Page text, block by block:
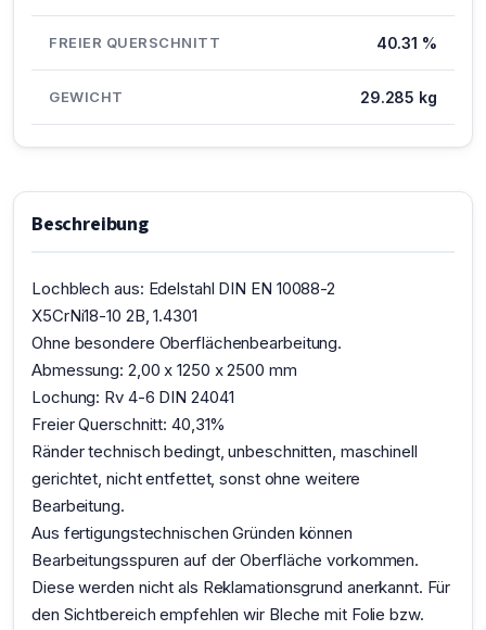
FREIER QUERSCHNITT 40.31 %
GEWICHT 29.285 kg
Beschreibung
Lochblech aus: Edelstahl DIN EN 10088-2
X5CrNi18-10 2B, 1.4301
Ohne besondere Oberflächenbearbeitung.
Abmessung: 2,00 x 1250 x 2500 mm
Lochung: Rv 4-6 DIN 24041
Freier Querschnitt: 40,31%
Ränder technisch bedingt, unbeschnitten, maschinell
gerichtet, nicht entfettet, sonst ohne weitere
Bearbeitung.
Aus fertigungstechnischen Gründen können
Bearbeitungsspuren auf der Oberfläche vorkommen.
Diese werden nicht als Reklamationsgrund anerkannt. Für
den Sichtbereich empfehlen wir Bleche mit Folie bzw.